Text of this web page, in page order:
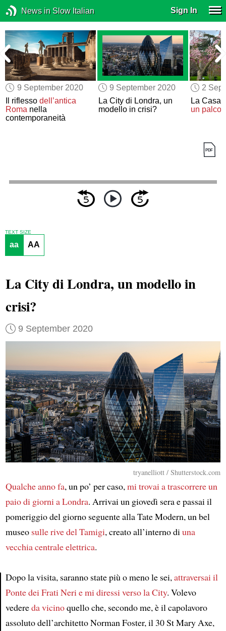
News in Slow Italian Sign In
9 September 2020
Il riflessodell’antica
Roma nella
contemporaneità
9 September 2020
La City di Londra, un
modello in crisi?
2
La Casa
un
TEXT SIZE
aa AA
La City di Londra, un modello in
crisi?
9 September 2020
tryanelliott / Shutterstock.com
Qualche anno fa, un po’ per caso,mi trovai a trascorrere un
paio di giorni a Londra. Arrivai un giovedì sera e passai il
pomeriggio del giorno seguente alla Tate Modern, un bel
museo sulle rive del Tamigi, creato all’interno diuna
vecchia centrale elettrica.
Dopo la visita, saranno state più o meno le sei,attraversai il
Ponte dei Frati Nerie mi diressi verso la City. Volevo
vedereda vicinoquello che, secondo me, è il capolavoro
assoluto dell’architetto Norman Foster, il 30 St Mary Axe,